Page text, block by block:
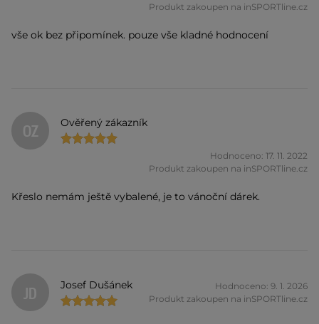
Produkt zakoupen na inSPORTline.cz
vše ok bez připomínek. pouze vše kladné hodnocení
OZ Ověřený zákazník
Hodnoceno: 17. 11. 2022
Produkt zakoupen na inSPORTline.cz
Křeslo nemám ještě vybalené, je to vánoční dárek.
JD Josef Dušánek
Hodnoceno: 9. 1. 2026
Produkt zakoupen na inSPORTline.cz